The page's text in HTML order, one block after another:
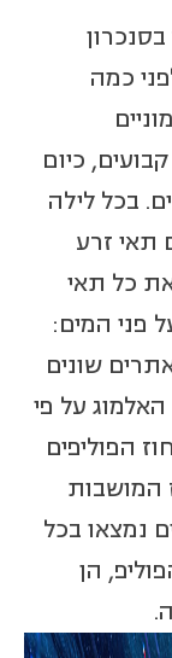
כמה
כיום
בכל לילה
תאי זרע
כל תאי
פני המים:
שונים
על פי
הפוליפים
המושבות
נמצאו בכל
הן